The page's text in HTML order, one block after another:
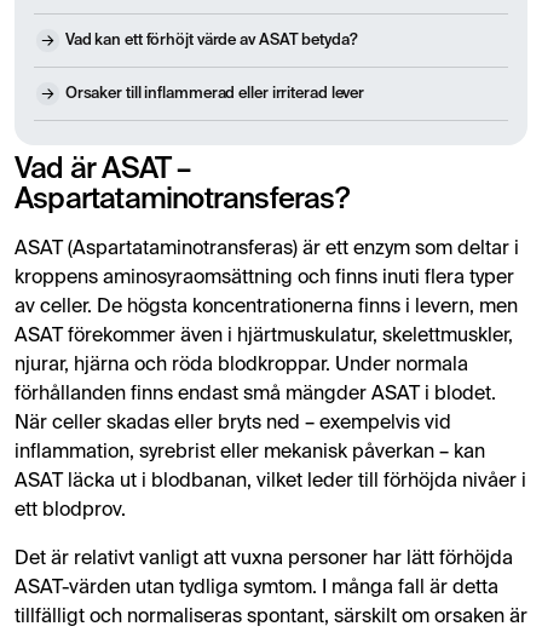
Vad kan ett förhöjt värde av ASAT betyda?
Orsaker till inflammerad eller irriterad lever
Vad är ASAT –
Aspartataminotransferas?
ASAT (Aspartataminotransferas) är ett enzym som deltar i
kroppens aminosyraomsättning och finns inuti flera typer
av celler. De högsta koncentrationerna finns i levern, men
ASAT förekommer även i hjärtmuskulatur, skelettmuskler,
njurar, hjärna och röda blodkroppar. Under normala
förhållanden finns endast små mängder ASAT i blodet.
När celler skadas eller bryts ned – exempelvis vid
inflammation, syrebrist eller mekanisk påverkan – kan
ASAT läcka ut i blodbanan, vilket leder till förhöjda nivåer i
ett blodprov.
Det är relativt vanligt att vuxna personer har lätt förhöjda
ASAT-värden utan tydliga symtom. I många fall är detta
tillfälligt och normaliseras spontant, särskilt om orsaken är